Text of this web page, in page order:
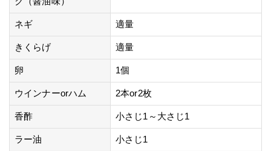
ネギ 適量
きくらげ 適量
卵 1個
ウインナーorハム 2本or2枚
香酢 小さじ1～大さじ1
ラー油 小さじ1